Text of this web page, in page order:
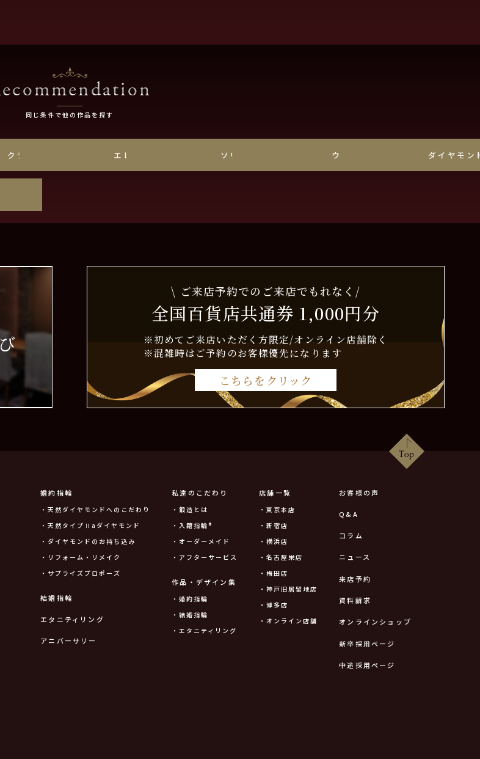
同じ条件で他の作品を探す
クラシック エレガント ソリティア ウェーブ ダイヤモン
\ ご来店予約でのご来店でもれなく/
全国百貨店共通券 1,000円分
※初めてご来店いただく方限定/オンライン店舗除く
※混雑時はご予約のお客様優先になります
こちらをクリック
婚約指輪
・天然ダイヤモンドへのこだわり
・天然タイプⅡaダイヤモンド
・ダイヤモンドのお持ち込み
・リフォーム・リメイク
・サプライズプロポーズ
結婚指輪
エタニティリング
アニバーサリー
私達のこだわり
・鍛造とは
・入籍指輪®
・オーダーメイド
・アフターサービス
作品・デザイン集
・婚約指輪
・結婚指輪
・エタニティリング
店舗一覧
・東京本店
・新宿店
・横浜店
・名古屋栄店
・梅田店
・神戸旧居留地店
・博多店
・オンライン店舗
お客様の声
Q&A
コラム
ニュース
来店予約
資料請求
オンラインショップ
新卒採用ページ
中途採用ページ